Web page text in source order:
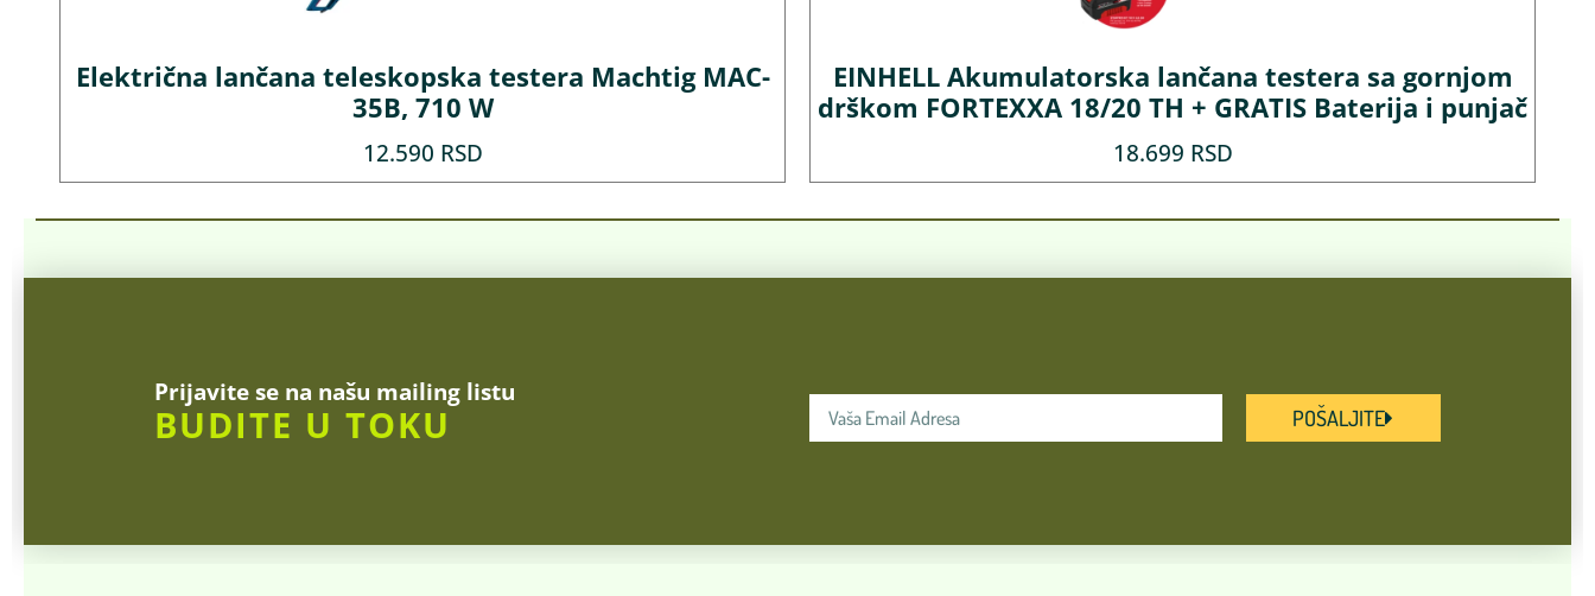
Električna lančana teleskopska testera Machtig MAC-
35B, 710 W
12.590 RSD
EINHELL Akumulatorska lančana testera sa gornjom
drškom FORTEXXA 18/20 TH + GRATIS Baterija i punjač
18.699 RSD
Prijavite se na našu mailing listu
BUDITE U TOKU POŠALJITE